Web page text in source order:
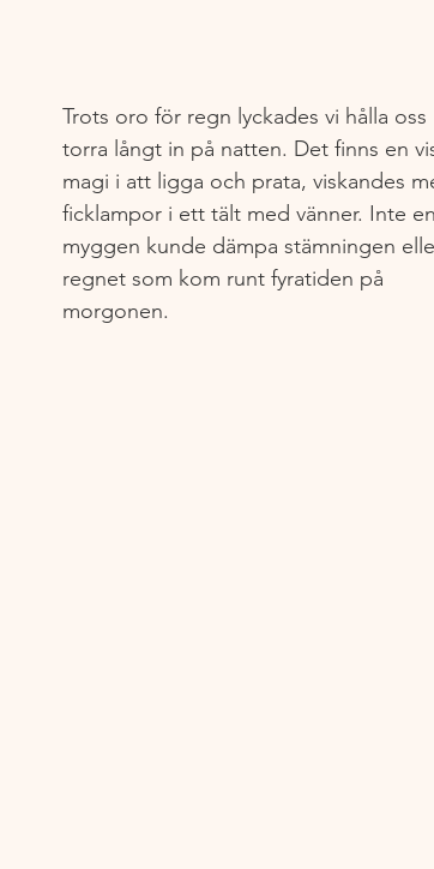
Trots oro för regn lyckades vi hålla oss
torra långt in på natten. Det finns en
magi i att ligga och prata, viskandes
ficklampor i ett tält med vänner. Inte
myggen kunde dämpa stämningen
regnet som kom runt fyratiden på
morgonen.